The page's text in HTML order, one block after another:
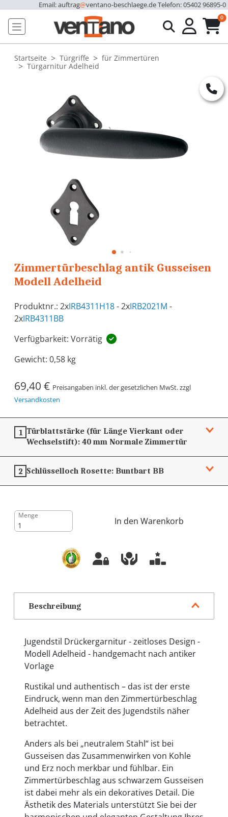
Email: auftrag@ventano-beschlaege.deTelefon: 05402 96895-0
0
Startseite Türgriffe
für Zimmertüren
Türgarnitur Adelheid
Zimmertürbeschlag antik Gusseisen
Modell Adelheid
Produktnr.: 2xIRB4311H18- 2xIRB2021M -
2xIRB4311BB
Verfügbarkeit: Vorrätig
Gewicht: 0,58 kg
69,40 € Preisangaben inkl. der gesetzlichen MwSt. zzgl
Versandkosten
1 Türblattstärke (für Länge Vierkant oder
Wechselstift):40 mm Normale Zimmertür
2 Schlüsselloch Rosette: Buntbart BB
Menge
In den Warenkorb
Beschreibung
Jugendstil Drückergarnitur - zeitloses Design -
Modell Adelheid - handgemacht nach antiker
Vorlage
Rustikal und authentisch – das ist der erste
Eindruck, wenn man den Zimmertürbeschlag
Adelheid aus der Zeit des Jugendstils näher
betrachtet.
Anders als bei „neutralem Stahl“ ist bei
Gusseisen das Zusammenwirken von Kohle
und Erz noch merkbar und fühlbar. Ein
Zimmertürbeschlag aus schwarzem Gusseisen
ist dabei mehr als ein dekoratives Detail. Die
Ästhetik des Materials unterstützt Sie bei der